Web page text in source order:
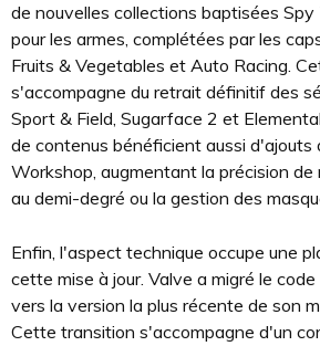
de nouvelles collections baptisées
pour les armes, complétées par les
Fruits & Vegetables et Auto Racing.
s'accompagne du retrait définitif des
Sport & Field, Sugarface 2 et
de contenus bénéficient aussi d'ajouts
Workshop, augmentant la précision
au demi-degré ou la gestion des
Enfin, l'aspect technique occupe une
cette mise à jour. Valve a migré le
vers la version la plus récente de son
Cette transition s'accompagne d'un